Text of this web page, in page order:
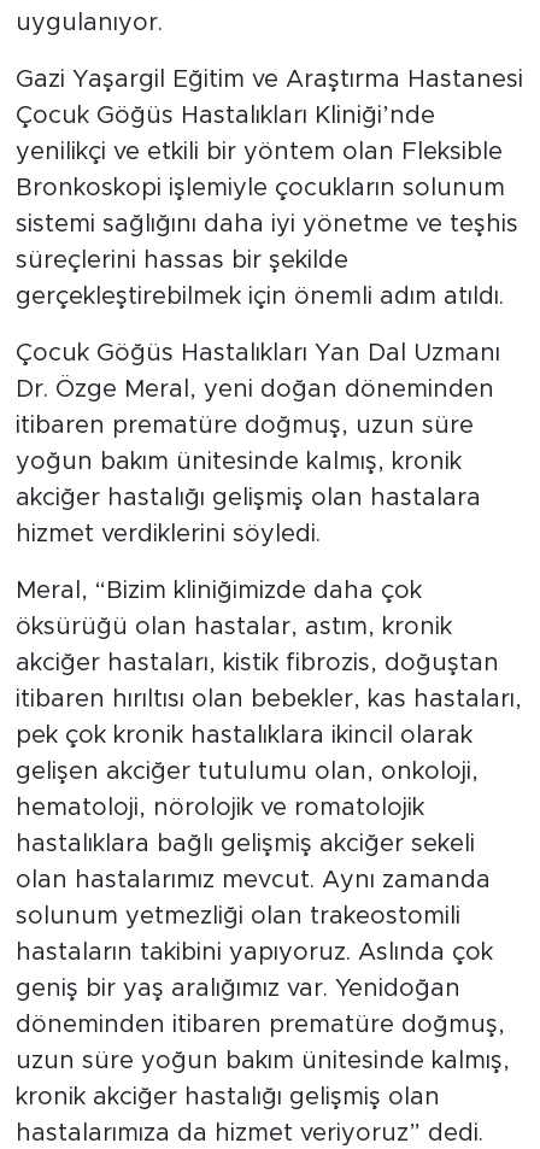
uygulanıyor.
Gazi Yaşargil Eğitim ve Araştırma Hastanesi
Çocuk Göğüs Hastalıkları Kliniği’nde
yenilikçi ve etkili bir yöntem olan Fleksible
Bronkoskopi işlemiyle çocukların solunum
sistemi sağlığını daha iyi yönetme ve teşhis
süreçlerini hassas bir şekilde
gerçekleştirebilmek için önemli adım atıldı.
Çocuk Göğüs Hastalıkları Yan Dal Uzmanı
Dr. Özge Meral, yeni doğan döneminden
itibaren prematüre doğmuş, uzun süre
yoğun bakım ünitesinde kalmış, kronik
akciğer hastalığı gelişmiş olan hastalara
hizmet verdiklerini söyledi.
Meral, “Bizim kliniğimizde daha çok
öksürüğü olan hastalar, astım, kronik
akciğer hastaları, kistik fibrozis, doğuştan
itibaren hırıltısı olan bebekler, kas hastaları,
pek çok kronik hastalıklara ikincil olarak
gelişen akciğer tutulumu olan, onkoloji,
hematoloji, nörolojik ve romatolojik
hastalıklara bağlı gelişmiş akciğer sekeli
olan hastalarımız mevcut. Aynı zamanda
solunum yetmezliği olan trakeostomili
hastaların takibini yapıyoruz. Aslında çok
geniş bir yaş aralığımız var. Yenidoğan
döneminden itibaren prematüre doğmuş,
uzun süre yoğun bakım ünitesinde kalmış,
kronik akciğer hastalığı gelişmiş olan
hastalarımıza da hizmet veriyoruz” dedi.